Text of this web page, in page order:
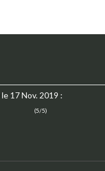
le 17 Nov. 2019 :
(5/5)